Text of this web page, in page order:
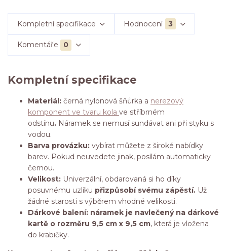
Kompletní specifikace Hodnocení 3
Komentáře 0
Kompletní specifikace
Materiál: černá nylonová šňůrka a nerezový
komponent ve tvaru kola ve stříbrném
odstínu. Náramek se nemusí sundávat ani při styku s
vodou.
Barva provázku: vybírat můžete z široké nabídky
barev. Pokud neuvedete jinak, posílám automaticky
černou.
Velikost: Univerzální, obdarovaná si ho díky
posuvnému uzlíku přizpůsobí svému zápěstí. Už
žádné starosti s výběrem vhodné velikosti.
Dárkové balení: náramek je navlečený na dárkové
kartě o rozměru 9,5 cm x 9,5 cm, která je vložena
do krabičky.